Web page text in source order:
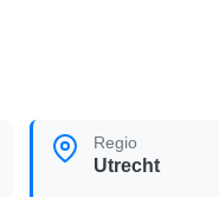
Regio
Utrecht